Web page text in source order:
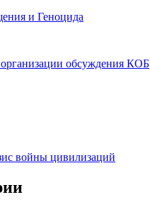
и Геноцида
обсуждения КОБ
войны цивилизаций